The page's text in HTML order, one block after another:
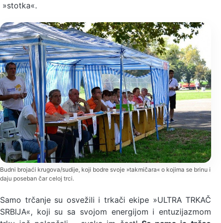
»stotka«.
Budni brojaći krugova/sudije, koji bodre svoje »takmičara« o kojima se brinu i
daju poseban čar celoj trci.
Samo trčanje su osvežili i trkači ekipe »ULTRA TRKAČ
SRBIJA«, koji su sa svojom energijom i entuzijazmom